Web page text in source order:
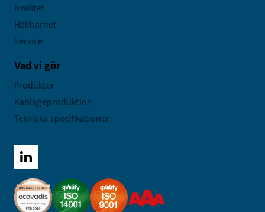
Kvalitet
Hållbarhet
Service
Vad vi gör
Produkter
Kablageproduktion
Tekniska specifikationer